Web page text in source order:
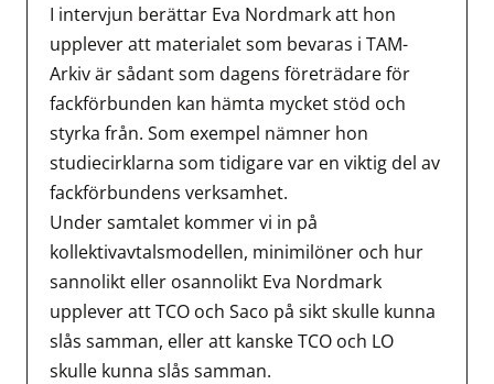
I intervjun berättar Eva Nordmark att hon
upplever att materialet som bevaras i TAM-
Arkiv är sådant som dagens företrädare för
fackförbunden kan hämta mycket stöd och
styrka från. Som exempel nämner hon
studiecirklarna som tidigare var en viktig del av
fackförbundens verksamhet.
Under samtalet kommer vi in på
kollektivavtalsmodellen, minimilöner och hur
sannolikt eller osannolikt Eva Nordmark
upplever att TCO och Saco på sikt skulle kunna
slås samman, eller att kanske TCO och LO
skulle kunna slås samman.